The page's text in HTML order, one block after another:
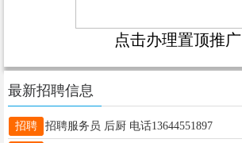
点击办理置顶推广
最新招聘信息
招聘 招聘服务员 后厨 电话13644551897